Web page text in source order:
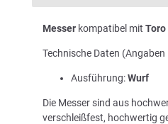
Messer kompatibel mit Toro
Technische Daten (Angaben
Ausführung:Wurf
Die Messer sind aus
verschleißfest, hochwertig